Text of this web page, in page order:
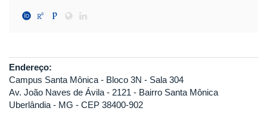
Endereço:
Campus Santa Mônica - Bloco 3N - Sala 304
Av. João Naves de Ávila - 2121 - Bairro Santa Mônica
Uberlândia - MG - CEP 38400-902